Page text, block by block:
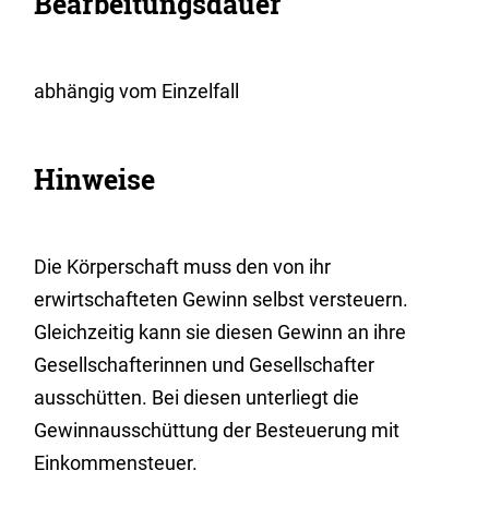
abhängig vom Einzelfall
Hinweise
Die Körperschaft muss den von ihr
erwirtschafteten Gewinn selbst versteuern.
Gleichzeitig kann sie diesen Gewinn an ihre
Gesellschafterinnen und Gesellschafter
ausschütten. Bei diesen unterliegt die
Gewinnausschüttung der Besteuerung mit
Einkommensteuer.